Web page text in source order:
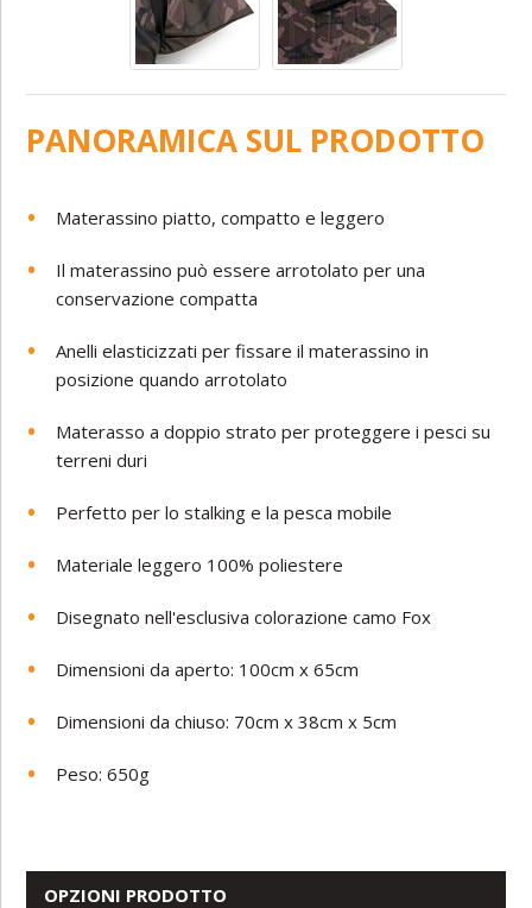
PANORAMICA SUL PRODOTTO
Materassino piatto, compatto e leggero
Il materassino può essere arrotolato per una
conservazione compatta
Anelli elasticizzati per fissare il materassino in
posizione quando arrotolato
Materasso a doppio strato per proteggere i pesci su
terreni duri
Perfetto per lo stalking e la pesca mobile
Materiale leggero 100% poliestere
Disegnato nell'esclusiva colorazione camo Fox
Dimensioni da aperto: 100cm x 65cm
Dimensioni da chiuso: 70cm x 38cm x 5cm
Peso: 650g
OPZIONI PRODOTTO